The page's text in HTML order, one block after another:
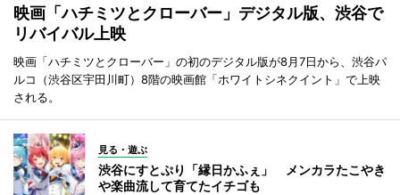
映画「ハチミツとクローバー」デジタル版、渋谷で
リバイバル上映
映画「ハチミツとクローバー」の初のデジタル版が8月7日から、渋谷パ
ルコ（渋谷区宇田川町）8階の映画館「ホワイトシネクイント」で上映
される。
見る・遊ぶ
渋谷にすとぷり「縁日かふぇ」 メンカラたこやき
や楽曲流して育てたイチゴも